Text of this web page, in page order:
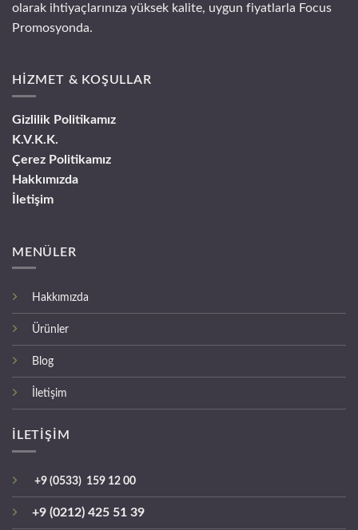
olarak ihtiyaçlarınıza yüksek kalite, uygun fiyatlarla Focus
Promosyonda.
HİZMET & KOŞULLAR
Gizlilik Politikamız
K.V.K.K.
Çerez Politikamız
Hakkımızda
İletişim
MENÜLER
Hakkımızda
Ürünler
Blog
İletişim
İLETİŞİM
+9 (0533) 159 12 00
+9 (0212) 425 51 39